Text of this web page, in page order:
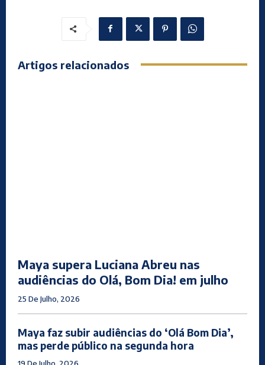
Artigos relacionados
Maya supera Luciana Abreu nas
audiências do Olá, Bom Dia! em julho
25 De Julho, 2026
Maya faz subir audiências do ‘Olá Bom Dia’,
mas perde público na segunda hora